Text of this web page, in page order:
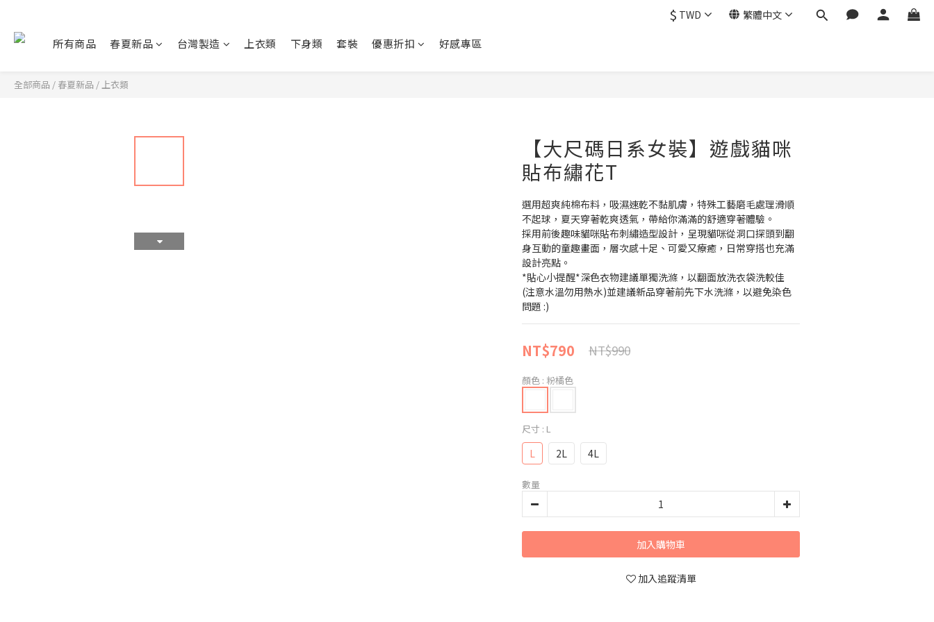
$ TWD 繁體中文
所有商品 春夏新品 台灣製造 上衣類 下身類 套裝 優惠折扣 好感專區
全部商品 / 春夏新品 /上衣類
【大尺碼日系女裝】遊戲貓咪
貼布繡花T
選用超爽純棉布料，吸濕速乾不黏肌膚，特殊工藝磨毛處理滑順
不起球，夏天穿著乾爽透氣，帶給你滿滿的舒適穿著體驗。
採用前後趣味貓咪貼布刺繡造型設計，呈現貓咪從洞口探頭到翻
身互動的童趣畫面，層次感十足、可愛又療癒，日常穿搭也充滿
設計亮點。
*貼心小提醒*深色衣物建議單獨洗滌，以翻面放洗衣袋洗較佳
(注意水溫勿用熱水)並建議新品穿著前先下水洗滌，以避免染色
問題 :)
NT$790 NT$990
顏色 : 粉橘色
尺寸 : L
L 2L 4L
數量
加入購物車
加入追蹤清單